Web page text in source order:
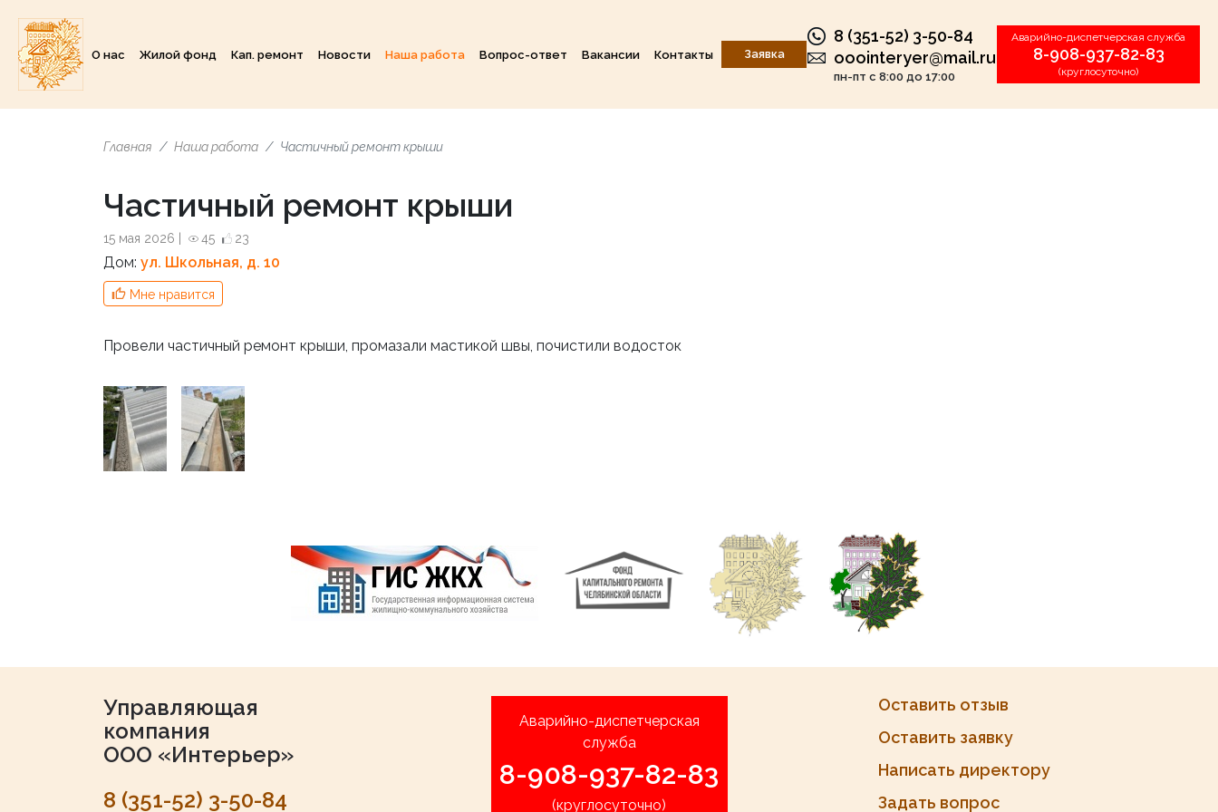
О нас Жилой фонд Кап. ремонт Новости Наша работа Вопрос-ответ Вакансии Контакты Заявка
8 (351-52) 3-50-84
ooointeryer@mail.ru
пн-пт с 8:00 до 17:00
Аварийно-диспетчерская служба
8-908-937-82-83
(круглосуточно)
Главная Наша работа Частичный ремонт крыши
Частичный ремонт крыши
15 мая 2026 | 45 23
Дом: ул. Школьная, д. 10
Мне нравится
Провели частичный ремонт крыши, промазали мастикой швы, почистили водосток
Управляющая
компания
ООО «Интерьер»
8 (351-52) 3-50-84
Аварийно-диспетчерская
служба
8-908-937-82-83
(круглосуточно)
Оставить отзыв
Оставить заявку
Написать директору
Задать вопрос